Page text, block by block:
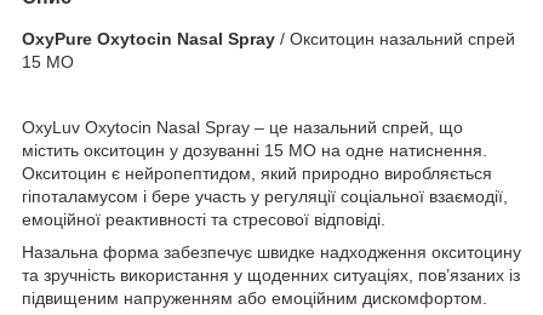
OxyPure Oxytocin Nasal Spray / Окситоцин назальний спрей
15 МО
OxyLuv Oxytocin Nasal Spray – це назальний спрей, що
містить окситоцин у дозуванні 15 МО на одне натиснення.
Окситоцин є нейропептидом, який природно виробляється
гіпоталамусом і бере участь у регуляції соціальної взаємодії,
емоційної реактивності та стресової відповіді.
Назальна форма забезпечує швидке надходження окситоцину
та зручність використання у щоденних ситуаціях, пов’язаних із
підвищеним напруженням або емоційним дискомфортом.